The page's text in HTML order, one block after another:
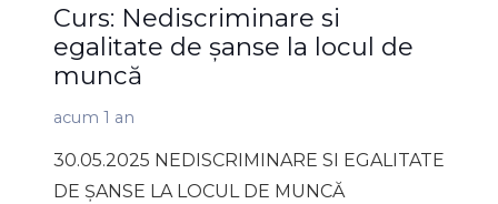
Curs: Nediscriminare si
egalitate de șanse la locul de
muncă
acum 1 an
30.05.2025 NEDISCRIMINARE SI EGALITATE
DE ȘANSE LA LOCUL DE MUNCĂ